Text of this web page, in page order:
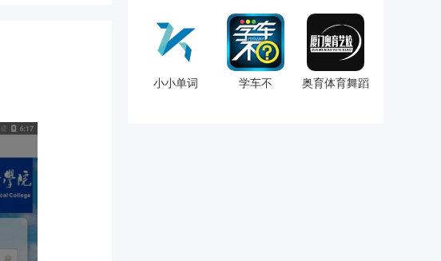
小小单词 学车不 奥育体育舞蹈